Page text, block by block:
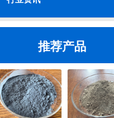
推荐产品